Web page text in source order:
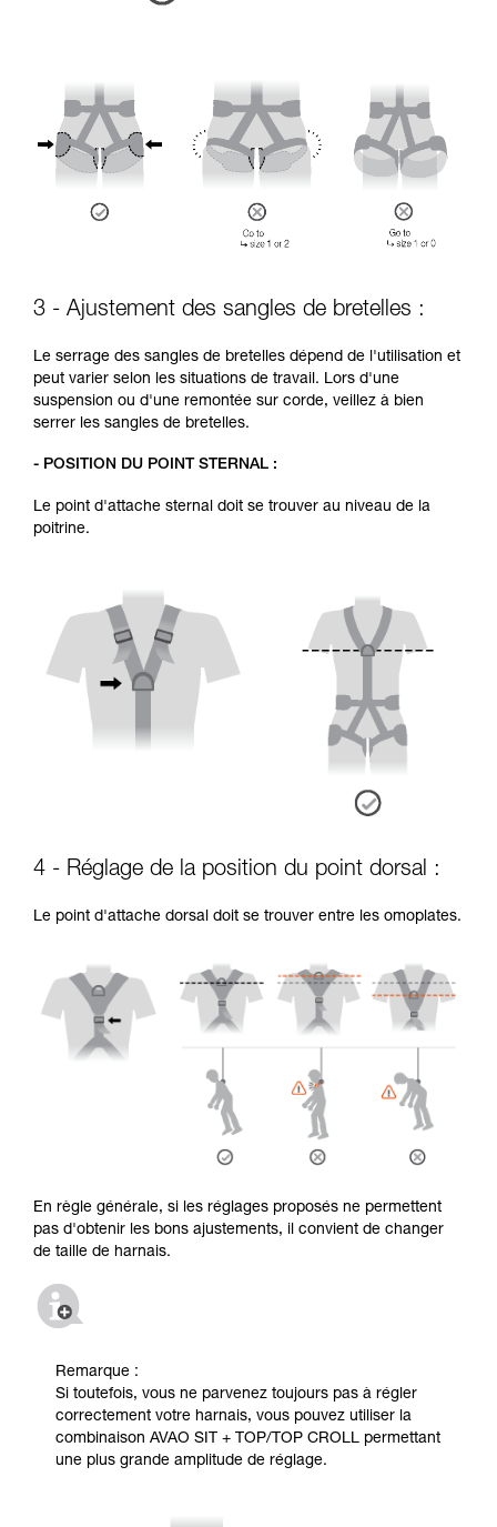
3 - Ajustement des sangles de bretelles :
Le serrage des sangles de bretelles dépend de l'utilisation et
peut varier selon les situations de travail. Lors d'une
suspension ou d'une remontée sur corde, veillez à bien
serrer les sangles de bretelles.
- POSITION DU POINT STERNAL :
Le point d'attache sternal doit se trouver au niveau de la
poitrine.
4 - Réglage de la position du point dorsal :
Le point d'attache dorsal doit se trouver entre les omoplates.
En règle générale, si les réglages proposés ne permettent
pas d'obtenir les bons ajustements, il convient de changer
de taille de harnais.
Remarque :
Si toutefois, vous ne parvenez toujours pas à régler
correctement votre harnais, vous pouvez utiliser la
combinaison AVAO SIT + TOP/TOP CROLL permettant
une plus grande amplitude de réglage.